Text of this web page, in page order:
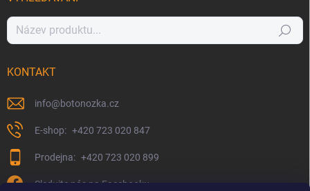
Hledat
KONTAKT
info@botonozka.cz
+420 723 020 847
+420 723 020 899
Sledujte nás na Facebooku